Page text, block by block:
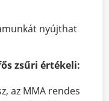
nyújthat
zsűri értékeli:
az MMA rendes